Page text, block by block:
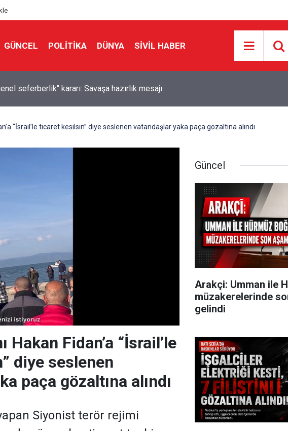
GÜNCEL POLITIKA DÜNYA SIVIL HABER
seferberlik" kararı: Savaşa hazırlık mesajı
“İsrail’le ticaret kesilsin” diye seslenen vatandaşlar yaka paça gözaltına alındı
Hakan Fidan’a “İsrail’le
diye seslenen
paça gözaltına alındı
Siyonist terör rejimi
Güncel
Arakçi: Umman ile
müzakerelerinde
gelindi